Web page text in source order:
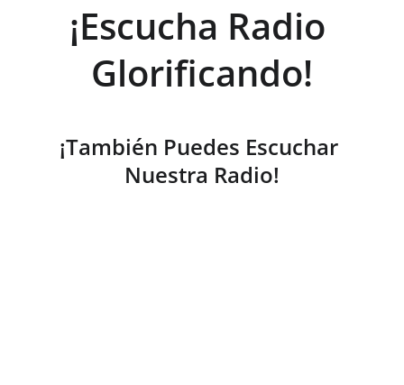
¡Escucha Radio
Glorificando!
¡También Puedes Escuchar
Nuestra Radio!